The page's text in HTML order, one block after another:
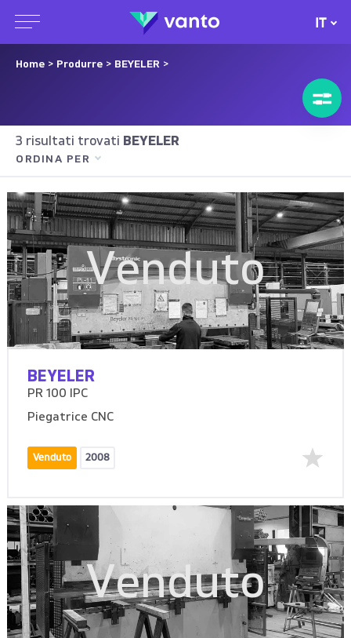
IT
Home > Produrre > BEYELER >
3 risultati trovati BEYELER
ORDINA PER
Venduto
BEYELER
PR 100 IPC
Piegatrice CNC
Venduto 2008
Venduto